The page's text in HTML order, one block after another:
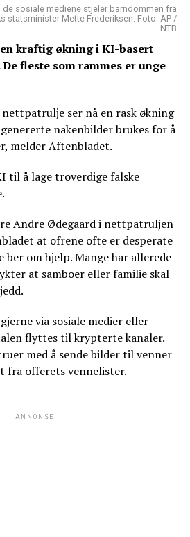
sosiale mediene stjeler barndommen fra
statsminister Mette Frederiksen. Foto: AP /
NTB
kraftig økning i KI-basert
fleste som rammes er unge
ser nå en rask økning
nakenbilder brukes for å
melder Aftenbladet.
å lage troverdige falske
Andre Ødegaard i nettpatruljen
at ofrene ofte er desperate
ber om hjelp. Mange har allerede
at samboer eller familie skal
via sosiale medier eller
flyttes til krypterte kanaler.
med å sende bilder til venner
fra offerets vennelister.
ANNONSE